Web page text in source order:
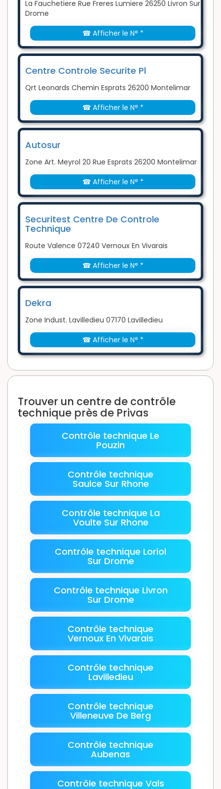
La Fauchetiere Rue Freres Lumiere 26250 Livron Sur
Drome
☎ Afficher le N° *
Centre Controle Securite Pl
Qrt Leonards Chemin Esprats 26200 Montelimar
☎ Afficher le N° *
Autosur
Zone Art. Meyrol 20 Rue Esprats 26200 Montelimar
☎ Afficher le N° *
Securitest Centre De Controle
Technique
Route Valence 07240 Vernoux En Vivarais
☎ Afficher le N° *
Dekra
Zone Indust. Lavilledieu 07170 Lavilledieu
☎ Afficher le N° *
Trouver un centre de contrôle
technique près de Privas
Contrôle technique Le
Pouzin
Contrôle technique
Saulce Sur Rhone
Contrôle technique La
Voulte Sur Rhone
Contrôle technique Loriol
Sur Drome
Contrôle technique Livron
Sur Drome
Contrôle technique
Vernoux En Vivarais
Contrôle technique
Lavilledieu
Contrôle technique
Villeneuve De Berg
Contrôle technique
Aubenas
Contrôle technique Vals